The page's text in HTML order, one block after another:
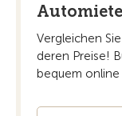
Automiete
Vergleichen
deren Preise!
bequem online